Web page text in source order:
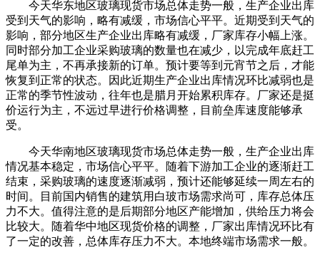
今天华东地区玻璃现货市场总体走势一般，生产企业出库
受到天气的影响，略有减缓，市场信心平平。近期受到天气的
影响，部分地区生产企业出库略有减缓，厂家库存小幅上涨。
同时部分加工企业采购玻璃的数量也在减少，以完成年底赶工
尾单为主，不再承接新的订单。预计要等到元宵节之后，才能
恢复到正常的状态。因此近期生产企业出库情况环比减弱也是
正常的季节性波动，往年也是腊月开始累积库存。厂家还是挺
价运行为主，不远过早进行价格调整，目前垒库速度能够承
受。
今天华南地区玻璃现货市场总体走势一般，生产企业出库
情况基本稳定，市场信心平平。随着下游加工企业的逐渐赶工
结束，采购玻璃的速度逐渐减弱，预计还能够延续一周左右的
时间。目前国内销售的建筑用白玻市场需求尚可，库存总体压
力不大。值得注意的是后期部分地区产能增加，供给压力将会
比较大。随着华中地区现货价格的调整，厂家出库情况环比有
了一定的改善，总体库存压力不大。本地终端市场需求一般。